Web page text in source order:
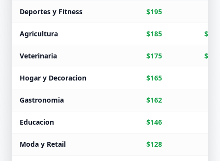
Deportes y Fitness $195
Agricultura $185 $111
Veterinaria $175 $105
Hogar y Decoracion $165
Gastronomia $162
Educacion $146
Moda y Retail $128